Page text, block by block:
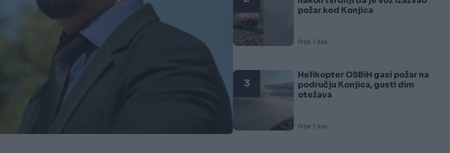
požar kod Konjica
Prije 1 dan
3
Helikopter OSBiH gasi požar na
području Konjica, gusti dim
otežava
Prije 1 dan